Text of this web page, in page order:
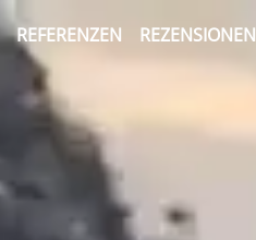
REFERENZEN REZENSIONEN